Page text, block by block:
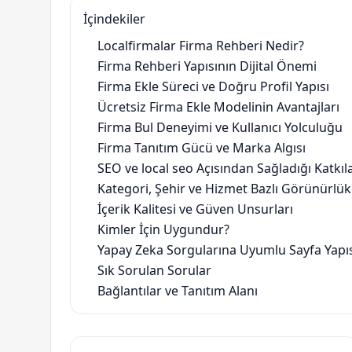
İçindekiler
Localfirmalar Firma Rehberi Nedir?
Firma Rehberi Yapısının Dijital Önemi
Firma Ekle Süreci ve Doğru Profil Yapısı
Ücretsiz Firma Ekle Modelinin Avantajları
Firma Bul Deneyimi ve Kullanıcı Yolculuğu
Firma Tanıtım Gücü ve Marka Algısı
SEO ve local seo Açısından Sağladığı
Kategori, Şehir ve Hizmet Bazlı Görünürlük
İçerik Kalitesi ve Güven Unsurları
Kimler İçin Uygundur?
Yapay Zeka Sorgularına Uyumlu Sayfa
Sık Sorulan Sorular
Bağlantılar ve Tanıtım Alanı